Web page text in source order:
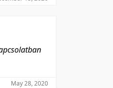
May 28, 2020